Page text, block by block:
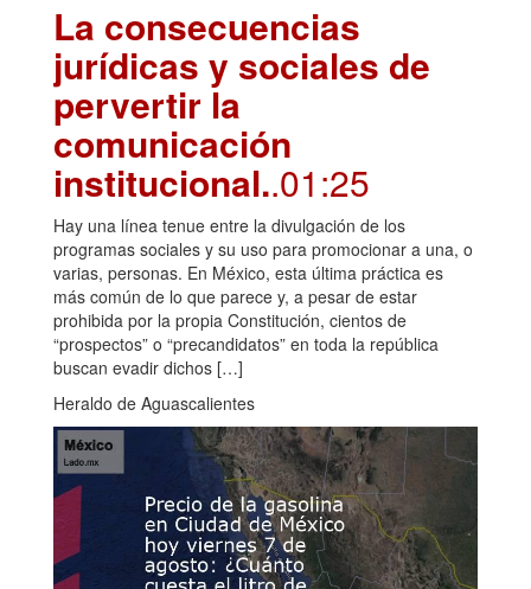
La consecuencias
jurídicas y sociales de
pervertir la
comunicación
institucional..01:25
Hay una línea tenue entre la divulgación de los
programas sociales y su uso para promocionar a una, o
varias, personas. En México, esta última práctica es
más común de lo que parece y, a pesar de estar
prohibida por la propia Constitución, cientos de
“prospectos” o “precandidatos” en toda la república
buscan evadir dichos […]
Heraldo de Aguascalientes